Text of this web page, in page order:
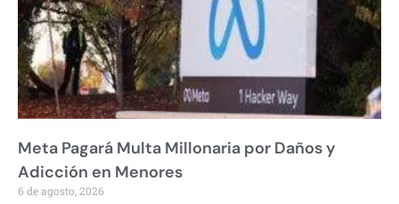
Meta Pagará Multa Millonaria por Daños y
Adicción en Menores
6 de agosto, 2026